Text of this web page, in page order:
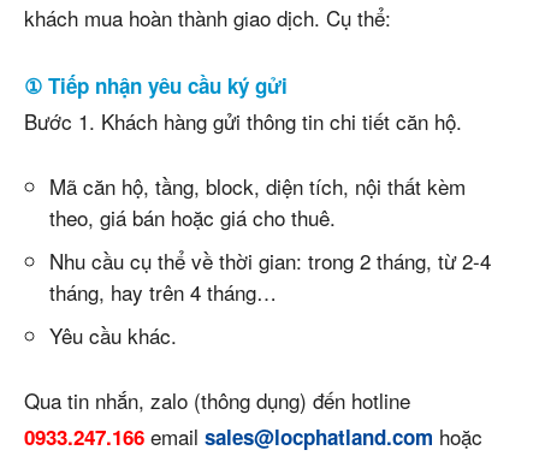
khách mua hoàn thành giao dịch. Cụ thể:
① Tiếp nhận yêu cầu ký gửi
Bước 1. Khách hàng gửi thông tin chi tiết căn hộ.
Mã căn hộ, tầng, block, diện tích, nội thất kèm
theo, giá bán hoặc giá cho thuê.
Nhu cầu cụ thể về thời gian: trong 2 tháng, từ 2-4
tháng, hay trên 4 tháng…
Yêu cầu khác.
Qua tin nhắn, zalo (thông dụng) đến hotline
0933.247.166 email sales@locphatland.com hoặc